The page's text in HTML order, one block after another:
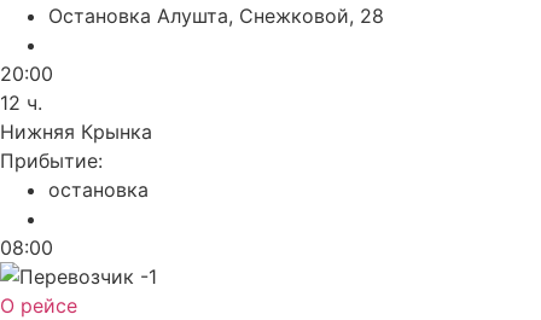
Остановка Алушта, Снежковой, 28
20:00
12 ч.
Нижняя Крынка
Прибытие:
остановка
08:00
О рейсе